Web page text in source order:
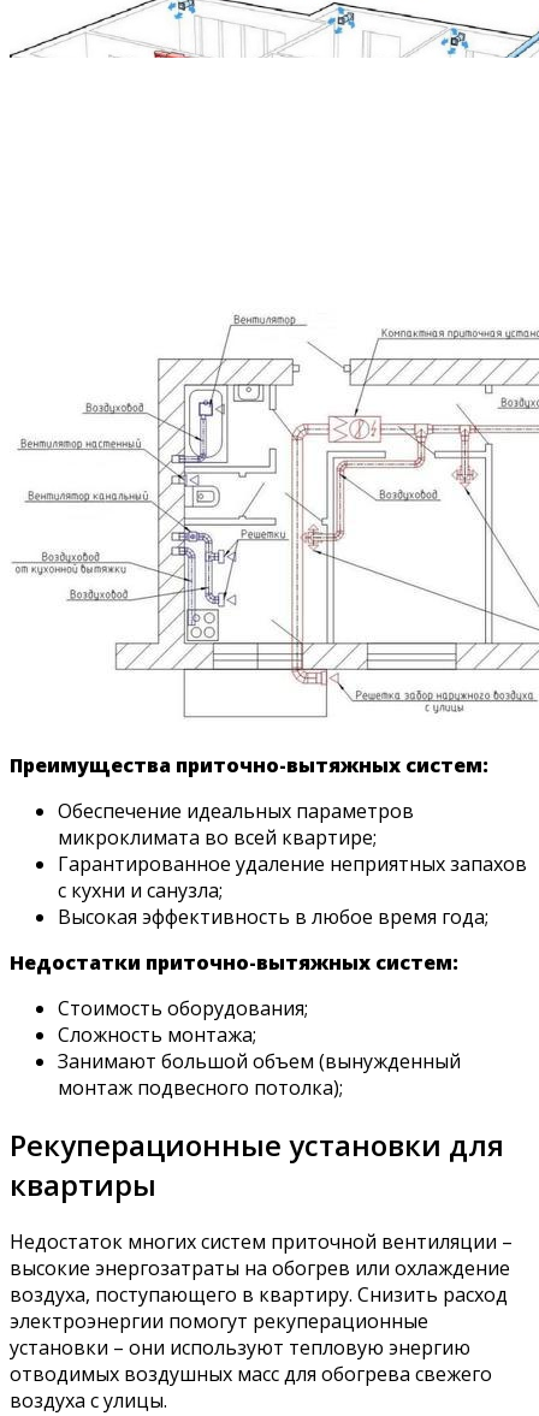
Преимущества приточно-вытяжных систем:
Обеспечение идеальных параметров
микроклимата во всей квартире;
Гарантированное удаление неприятных запахов
с кухни и санузла;
Высокая эффективность в любое время года;
Недостатки приточно-вытяжных систем:
Стоимость оборудования;
Сложность монтажа;
Занимают большой объем (вынужденный
монтаж подвесного потолка);
Рекуперационные установки для
квартиры
Недостаток многих систем приточной вентиляции –
высокие энергозатраты на обогрев или охлаждение
воздуха, поступающего в квартиру. Снизить расход
электроэнергии помогут рекуперационные
установки – они используют тепловую энергию
отводимых воздушных масс для обогрева свежего
воздуха с улицы.